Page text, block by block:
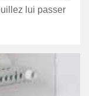
lui passer